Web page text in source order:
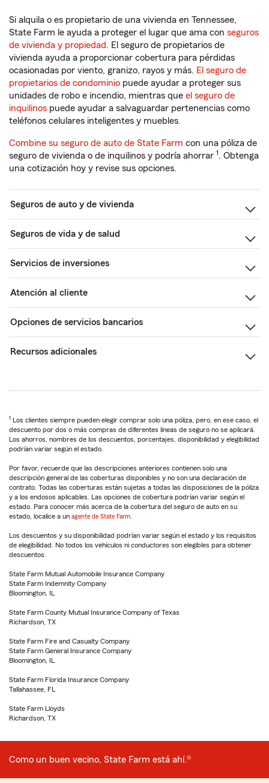
Si alquila o es propietario de una vivienda en Tennessee,
State Farm le ayuda a proteger el lugar que ama con seguros
de vivienda y propiedad. El seguro de propietarios de
vivienda ayuda a proporcionar cobertura para pérdidas
ocasionadas por viento, granizo, rayos y más. El seguro de
propietarios de condominio puede ayudar a proteger sus
unidades de robo e incendio, mientras que el seguro de
inquilinos puede ayudar a salvaguardar pertenencias como
teléfonos celulares inteligentes y muebles.
Combine su seguro de auto de State Farm con una póliza de
seguro de vivienda o de inquilinos y podría ahorrar 1. Obtenga
una cotización hoy y revise sus opciones.
Seguros de auto y de vivienda
Seguros de vida y de salud
Servicios de inversiones
Atención al cliente
Opciones de servicios bancarios
Recursos adicionales
1 Los clientes siempre pueden elegir comprar solo una póliza, pero, en ese caso, el
descuento por dos o más compras de diferentes líneas de seguro no se aplicará.
Los ahorros, nombres de los descuentos, porcentajes, disponibilidad y elegibilidad
podrían variar según el estado.
Por favor, recuerde que las descripciones anteriores contienen solo una
descripción general de las coberturas disponibles y no son una declaración de
contrato. Todas las coberturas están sujetas a todas las disposiciones de la póliza
y a los endosos aplicables. Las opciones de cobertura podrían variar según el
estado. Para conocer más acerca de la cobertura del seguro de auto en su
estado, localice a un agente de State Farm
Los descuentos y su disponibilidad podrían variar según el estado y los requisitos
de elegibilidad. No todos los vehículos ni conductores son elegibles para obtener
descuentos.
State Farm Mutual Automobile Insurance Company
State Farm Indemnity Company
Bloomington, IL
State Farm County Mutual Insurance Company of Texas
Richardson, TX
State Farm Fire and Casualty Company
State Farm General Insurance Company
Bloomington, IL
State Farm Florida Insurance Company
Tallahassee, FL
State Farm Lloyds
Richardson, TX
Como un buen vecino, State Farm está ahí.®